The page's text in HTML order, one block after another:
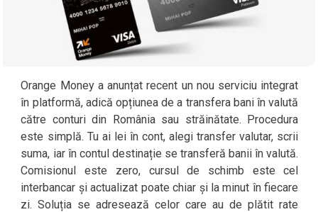
Orange Money a anunțat recent un nou serviciu integrat
în platformă, adică opțiunea de a transfera bani în valută
către conturi din România sau străinătate. Procedura
este simplă. Tu ai lei în cont, alegi transfer valutar, scrii
suma, iar în contul destinație se transferă banii în valută.
Comisionul este zero, cursul de schimb este cel
interbancar și actualizat poate chiar și la minut în fiecare
zi. Soluția se adresează celor care au de plătit rate